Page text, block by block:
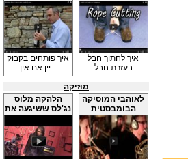
איך פותחים בקבוק
יין אם אין...
איך לחתוך חבל
בעזרת חבל
מוזיקה
הלהקה מלוס
נג'לס ששיגעה את
...
לאוהבי המוסיקה
הבומבסטית